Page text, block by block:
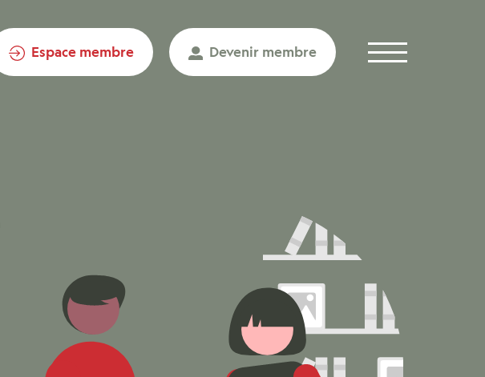
Espace membre Devenir membre
Menu